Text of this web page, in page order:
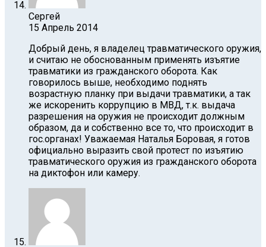
Сергей
15 Апрель 2014
Добрый день, я владелец травматического оружия,
и считаю не обоснованным применять изъятие
травматики из гражданского оборота. Как
говорилось выше, необходимо поднять
возрастную планку при выдачи травматики, а так
же искоренить коррупцию в МВД, т.к. выдача
разрешения на оружия не происходит должным
образом, да и собственно все то, что происходит в
гос.органах! Уважаемая Наталья Боровая, я готов
официально выразить свой протест по изъятию
травматического оружия из гражданского оборота
на диктофон или камеру.